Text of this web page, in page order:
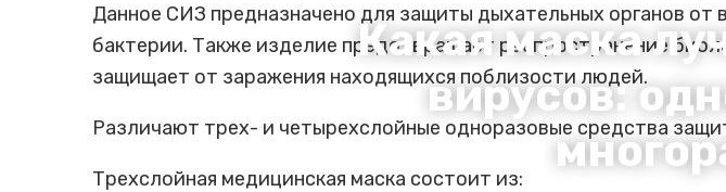
Какая маска
вирусов:
Данное СИЗ предназначено для защиты дыхательных органов
бактерии. Также изделие предотвращает распространение
защищает от заражения находящихся поблизости людей.
Различают трех- и четырехслойные одноразовые средства
Трехслойная медицинская маска состоит из: